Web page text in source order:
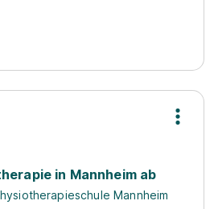
in Mannheim ab
Mannheim